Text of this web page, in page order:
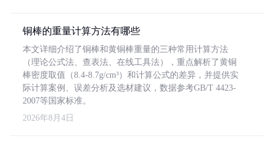
铜棒的重量计算方法有哪些
本文详细介绍了铜棒和黄铜棒重量的三种常用计算方法
（理论公式法、查表法、在线工具法），重点解析了黄铜
棒密度取值（8.4-8.7g/cm³）和计算公式的差异，并提供实
际计算案例、误差分析及选材建议，数据参考GB/T 4423-
2007等国家标准。
2026年8月4日